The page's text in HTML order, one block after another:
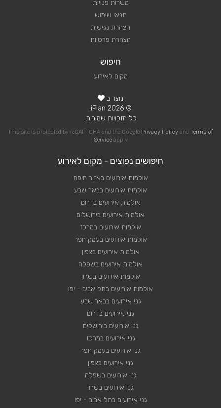
משרות פנויות
תנאי שימוש
הצהרת נגישות
הצהרת פרטיות
חיפוש
מקום לאירוע
נוצר ב
© 2026 iPlan.
כל הזכויות שמורות.
This site is protected by reCAPTCHA and the Google Privacy Policy and Terms of
Serviceapply
חיפושים נפוצים - מקום לאירוע
אולמות אירועים באזור חיפה
אולמות אירועים בבאר שבע
אולמות אירועים בדרום
אולמות אירועים בירושלים
אולמות אירועים במרכז
אולמות אירועים בעמק חפר
אולמות אירועים בצפון
אולמות אירועים בשפלה
אולמות אירועים בשרון
אולמות אירועים בתל אביב - יפו
גני אירועים בבאר שבע
גני אירועים בדרום
גני אירועים בירושלים
גני אירועים במרכז
גני אירועים בעמק חפר
גני אירועים בצפון
גני אירועים בשפלה
גני אירועים בשרון
גני אירועים בתל אביב - יפו